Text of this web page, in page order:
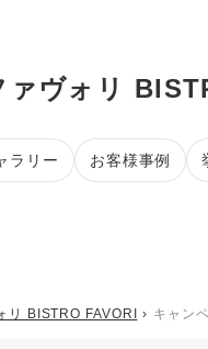
ァヴォリ
ラリー お客様事例
リ BISTRO FAVORI キャン